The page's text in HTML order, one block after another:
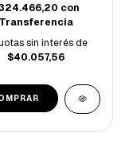
con
Transferencia
sin interés de
$40.057,56